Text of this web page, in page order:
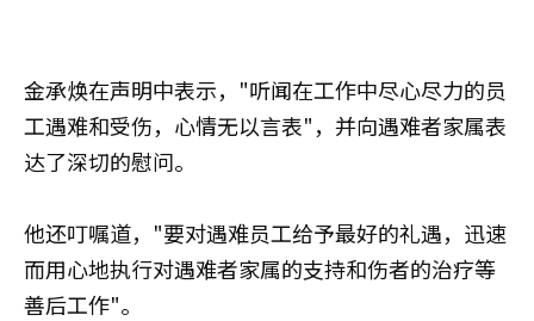
金承焕在声明中表示，"听闻在工作中尽心尽力的员
工遇难和受伤，心情无以言表"，并向遇难者家属表
达了深切的慰问。
他还叮嘱道，"要对遇难员工给予最好的礼遇，迅速
而用心地执行对遇难者家属的支持和伤者的治疗等
善后工作"。